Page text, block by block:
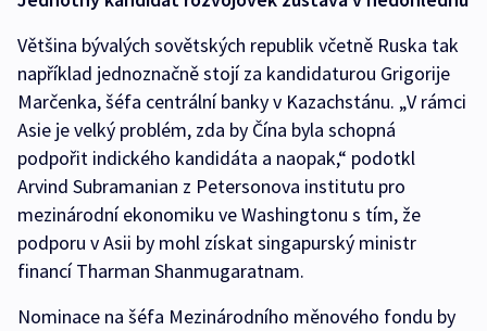
Většina bývalých sovětských republik včetně Ruska tak
například jednoznačně stojí za kandidaturou Grigorije
Marčenka, šéfa centrální banky v Kazachstánu. „V rámci
Asie je velký problém, zda by Čína byla schopná
podpořit indického kandidáta a naopak,“ podotkl
Arvind Subramanian z Petersonova institutu pro
mezinárodní ekonomiku ve Washingtonu s tím, že
podporu v Asii by mohl získat singapurský ministr
financí Tharman Shanmugaratnam.
Nominace na šéfa Mezinárodního měnového fondu by